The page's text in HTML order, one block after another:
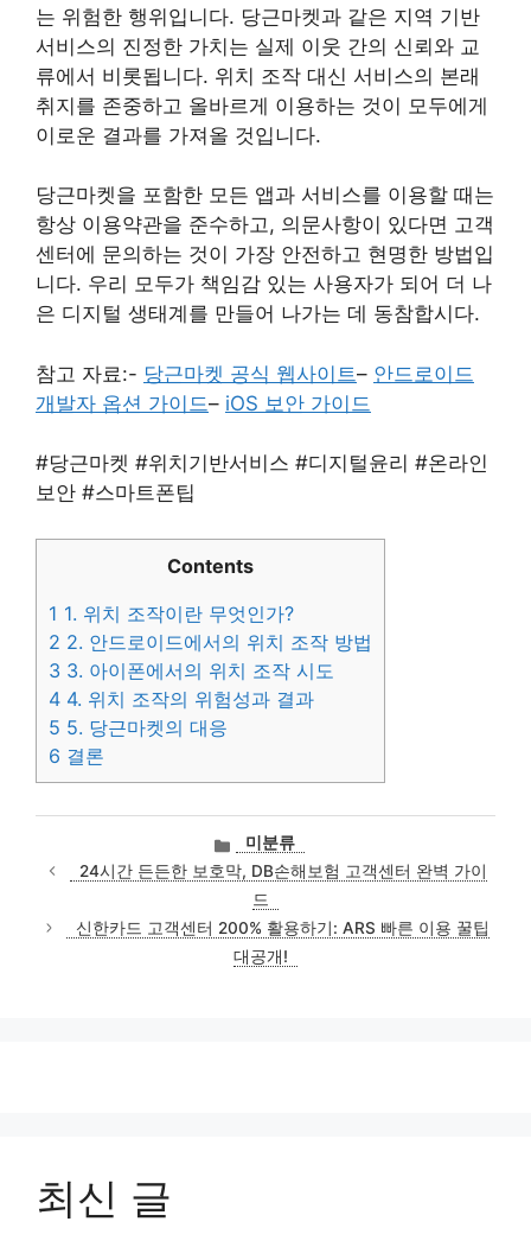
는 위험한 행위입니다. 당근마켓과 같은 지역 기반
서비스의 진정한 가치는 실제 이웃 간의 신뢰와 교
류에서 비롯됩니다. 위치 조작 대신 서비스의 본래
취지를 존중하고 올바르게 이용하는 것이 모두에게
이로운 결과를 가져올 것입니다.
당근마켓을 포함한 모든 앱과 서비스를 이용할 때는
항상 이용약관을 준수하고, 의문사항이 있다면 고객
센터에 문의하는 것이 가장 안전하고 현명한 방법입
니다. 우리 모두가 책임감 있는 사용자가 되어 더 나
은 디지털 생태계를 만들어 나가는 데 동참합시다.
참고 자료:- 당근마켓 공식 웹사이트– 안드로이드
개발자 옵션 가이드– iOS 보안 가이드
#당근마켓 #위치기반서비스 #디지털윤리 #온라인
보안 #스마트폰팁
Contents
1 1. 위치 조작이란 무엇인가?
2 2. 안드로이드에서의 위치 조작 방법
3 3. 아이폰에서의 위치 조작 시도
4 4. 위치 조작의 위험성과 결과
5 5. 당근마켓의 대응
6 결론
카
테
고
미분류
24시간 든든한 보호막, DB손해보험 고객센터 완벽 가이
드
신한카드 고객센터 200% 활용하기: ARS 빠른 이용 꿀팁
대공개!
최신 글